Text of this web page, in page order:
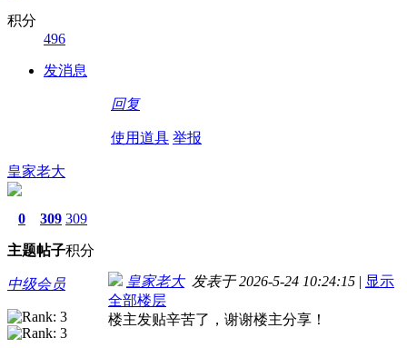
积分
496
发消息
回复
使用道具 举报
皇家老大
0
主题
309
帖子
309
积分
中级会员 皇家老大发表于 2026-5-24 10:24:15 | 显示
全部楼层
楼主发贴辛苦了，谢谢楼主分享！